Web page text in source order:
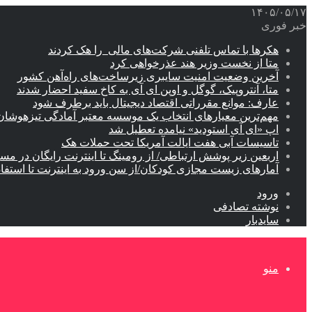
۱۴۰۵/۰۵/۱۷
خبر فوری
هکرها با تماس تلفنی شرکت‌های مالی را هک کردند
متا از نخست وزیر هند عذرخواهی کرد
آخرین وضعیت امنیت سایبری زیرساخت‌های راه‌آهن کشور
متا، آنتروپیک، گوگل و اوپن ای آی به کاخ سفید احضار شدند
عارف: موانع مقرراتی اقتصاد دیجیتال باید برطرف شود
مهم‌ترین معیارهای انتخاب یک موسسه معتبر آمادگی
اپ «ای آی استودید» نیامده تعطیل شد
تاسیسات آبی هفت ایالت آمریکا تحت حملات هک
اربعین زیر پوشش ارتباطی/ از رومینگ تا اینترنت رایگان در
آمارهای زیست مجازی کودکان/از سن ورود به اینترنت تا
ورود
نوشته تصادفی
سایدبار
منو